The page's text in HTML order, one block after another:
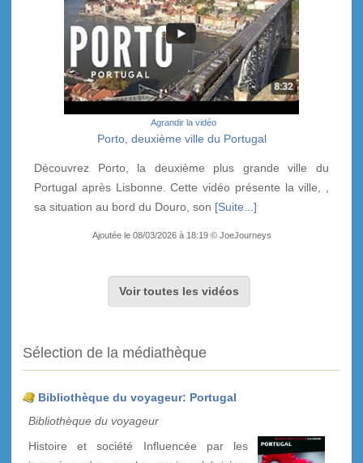
Agrandir la vidéo
Porto, deuxième ville du Portugal
Découvrez Porto, la deuxième plus grande ville du
Portugal après Lisbonne. Cette vidéo présente la ville, ,
sa situation au bord du Douro, son [Suite...]
Ajoutée le 08/03/2026 à 18:19 © JoeJourneys
Voir toutes les vidéos
Sélection de la médiathèque
Bibliothèque du voyageur: Portugal
Bibliothèque du voyageur
Histoire et société Influencée par les